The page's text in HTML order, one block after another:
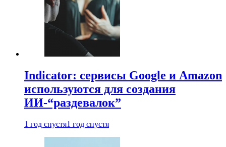
Indicator: сервисы Google и Amazon
используются для создания
ИИ-“раздевалок”
1 год спустя1 год спустя